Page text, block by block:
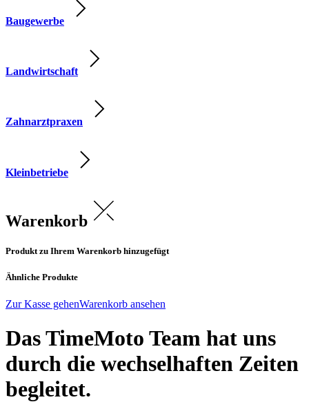
Baugewerbe
Landwirtschaft
Zahnarztpraxen
Kleinbetriebe
Warenkorb
Produkt zu Ihrem Warenkorb hinzugefügt
Ähnliche Produkte
Zur Kasse gehenWarenkorb ansehen
Das TimeMoto Team hat uns
durch die wechselhaften Zeiten
begleitet.